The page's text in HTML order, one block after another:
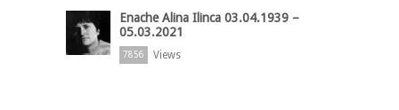
Enache Alina Ilinca 03.04.1939 –
05.03.2021
7856 Views